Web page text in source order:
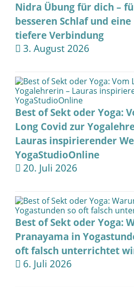
Nidra Übung für dich –
besseren Schlaf und eine
tiefere Verbindung
3. August 2026
Best of Sekt oder Yoga:
Long Covid zur
Lauras inspirierender
YogaStudioOnline
20. Juli 2026
Best of Sekt oder Yoga:
Pranayama in
oft falsch unterrichtet
6. Juli 2026